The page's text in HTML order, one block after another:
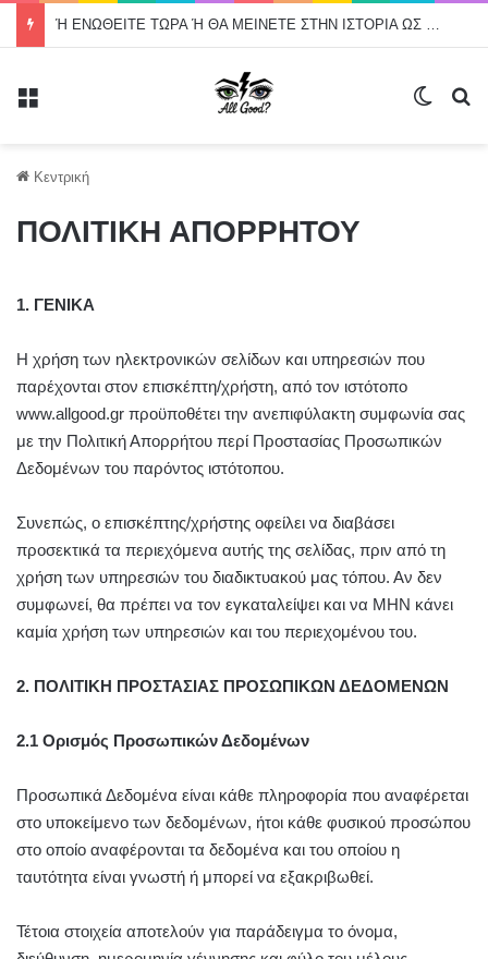
Ή ΕΝΩΘΕΙΤΕ ΤΩΡΑ Ή ΘΑ ΜΕΙΝΕΤΕ ΣΤΗΝ ΙΣΤΟΡΙΑ ΩΣ ΟΙ ΔΙΟΙΚΗΣΕΙΣ ΠΟΥ ΑΦΗΣΑΝ ΤΗ ΔΙΑΜΕΣΟΛΑΒΗΣΗ ΝΑ ΑΠΑΞΙΩΘΕΙ
Μενού
Κεντρική
ΠΟΛΙΤΙΚΗ ΑΠΟΡΡΗΤΟΥ
1. ΓΕΝΙΚΑ
Η χρήση των ηλεκτρονικών σελίδων και υπηρεσιών που
παρέχονται στον επισκέπτη/χρήστη, από τον ιστότοπο
www.allgood.gr προϋποθέτει την ανεπιφύλακτη συμφωνία σας
με την Πολιτική Απορρήτου περί Προστασίας Προσωπικών
Δεδομένων του παρόντος ιστότοπου.
Συνεπώς, ο επισκέπτης/χρήστης οφείλει να διαβάσει
προσεκτικά τα περιεχόμενα αυτής της σελίδας, πριν από τη
χρήση των υπηρεσιών του διαδικτυακού μας τόπου. Αν δεν
συμφωνεί, θα πρέπει να τον εγκαταλείψει και να ΜΗΝ κάνει
καμία χρήση των υπηρεσιών και του περιεχομένου του.
2. ΠΟΛΙΤΙΚΗ ΠΡΟΣΤΑΣΙΑΣ ΠΡΟΣΩΠΙΚΩΝ ΔΕΔΟΜΕΝΩΝ
2.1 Ορισμός Προσωπικών Δεδομένων
Προσωπικά Δεδομένα είναι κάθε πληροφορία που αναφέρεται
στο υποκείμενο των δεδομένων, ήτοι κάθε φυσικού προσώπου
στο οποίο αναφέρονται τα δεδομένα και του οποίου η
ταυτότητα είναι γνωστή ή μπορεί να εξακριβωθεί.
Τέτοια στοιχεία αποτελούν για παράδειγμα το όνομα,